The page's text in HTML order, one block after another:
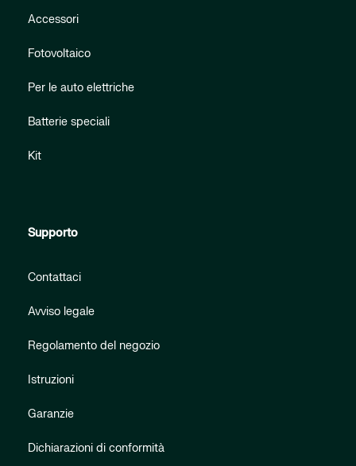
Accessori
Fotovoltaico
Per le auto elettriche
Batterie speciali
Kit
Supporto
Contattaci
Avviso legale
Regolamento del negozio
Istruzioni
Garanzie
Dichiarazioni di conformità